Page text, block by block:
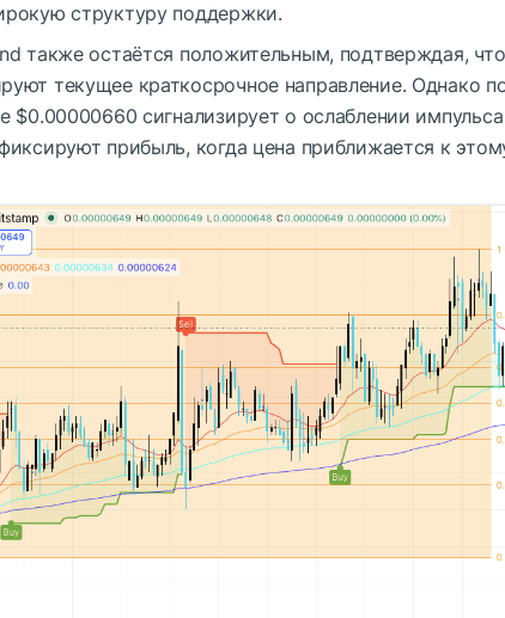
структуру поддержки.
также остаётся положительным, подтверждая,
текущее краткосрочное направление. Однако
$0.00000660 сигнализирует о ослаблении
прибыль, когда цена приближается к